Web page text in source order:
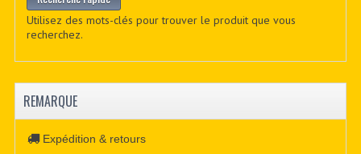
Utilisez des mots-clés pour trouver le produit que vous
recherchez.
REMARQUE
Expédition & retours